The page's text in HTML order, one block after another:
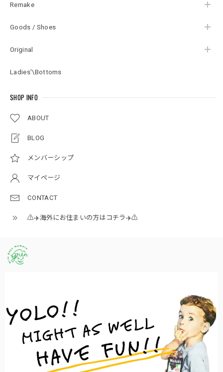
Remake
Goods / Shoes
Original
Ladies'\Bottoms
SHOP INFO
ABOUT
BLOG
メンバーシップ
マイページ
CONTACT
⚠️✈️海外にお住まいの方はコチラ✈️⚠️